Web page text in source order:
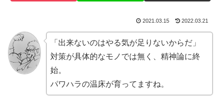
2021.03.15 2022.03.21
「出来ないのはやる気が足りないからだ」
対策が具体的なモノでは無く、精神論に終
始。
パワハラの温床が育ってますね。